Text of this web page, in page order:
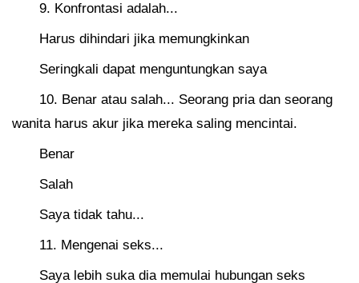
9. Konfrontasi adalah...
Harus dihindari jika memungkinkan
Seringkali dapat menguntungkan saya
10. Benar atau salah... Seorang pria dan seorang
wanita harus akur jika mereka saling mencintai.
Benar
Salah
Saya tidak tahu...
11. Mengenai seks...
Saya lebih suka dia memulai hubungan seks